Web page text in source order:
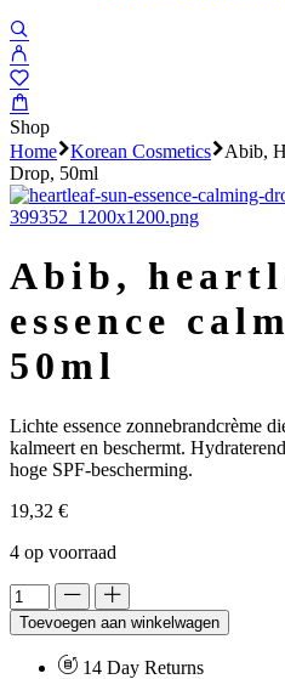
Shop
Home
Korean Cosmetics
Abib,
Drop, 50ml
abib, heartleaf sun
essence
50ml
Lichte essence zonnebrandcrème
kalmeert en beschermt.
hoge SPF-bescherming.
19,32 €
4 op voorraad
Toevoegen aan winkelwagen
14 Day Returns